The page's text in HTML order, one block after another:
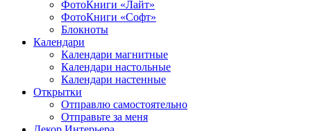
ФотоКниги «Лайт»
ФотоКниги «Софт»
Блокноты
Календари
Календари магнитные
Календари настольные
Календари настенные
Открытки
Отправлю самостоятельно
Отправьте за меня